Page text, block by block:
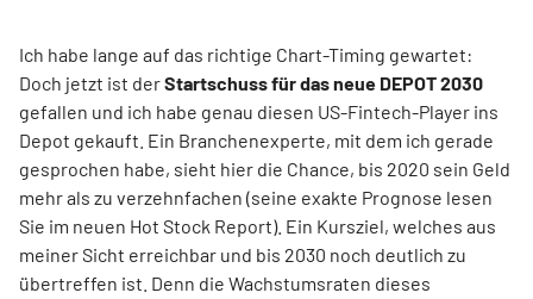
Ich habe lange auf das richtige Chart-Timing gewartet:
Doch jetzt ist derStartschuss für das neue DEPOT 2030
gefallen und ich habe genau diesen US-Fintech-Player ins
Depot gekauft. Ein Branchenexperte, mit dem ich gerade
gesprochen habe, sieht hier die Chance, bis 2020 sein Geld
mehr als zu verzehnfachen (seine exakte Prognose lesen
Sie im neuen Hot Stock Report). Ein Kursziel, welches aus
meiner Sicht erreichbar und bis 2030 noch deutlich zu
übertreffen ist. Denn die Wachstumsraten dieses